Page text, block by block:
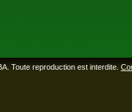
Toute reproduction est interdite.